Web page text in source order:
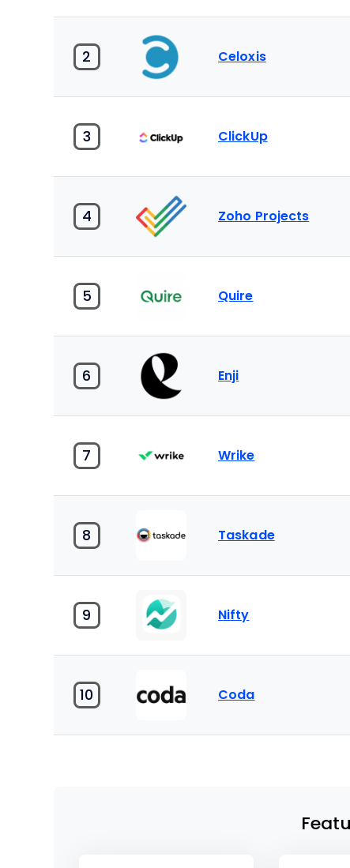
2 Celoxis
3 ClickUp
4 Zoho Projects
5 Quire
6 Enji
7 Wrike
8 Taskade
9 Nifty
10 Coda